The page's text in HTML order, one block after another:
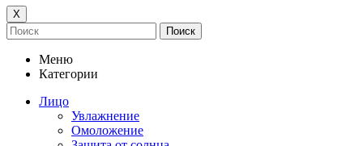
Х
Поиск
Меню
Категории
Лицо
Увлажнение
Омоложение